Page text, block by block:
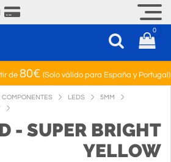
0
de 80€ (Solo válido para España y Portugal)
COMPONENTES LEDS
5MM
- SUPER BRIGHT
YELLOW